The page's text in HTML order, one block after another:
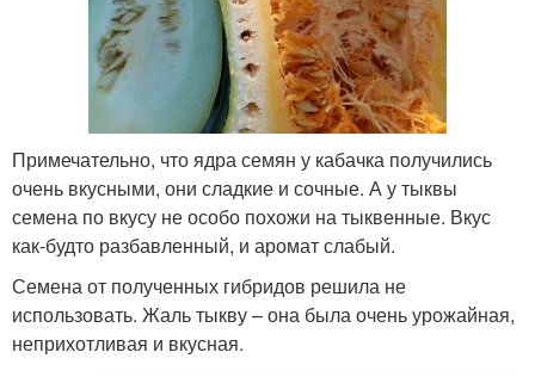
Примечательно, что ядра семян у кабачка получились
очень вкусными, они сладкие и сочные. А у тыквы
семена по вкусу не особо похожи на тыквенные. Вкус
как-будто разбавленный, и аромат слабый.
Семена от полученных гибридов решила не
использовать. Жаль тыкву – она была очень урожайная,
неприхотливая и вкусная.